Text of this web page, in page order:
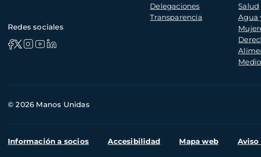
Delegaciones
Transparencia
Salud
Agua
Redes sociales
de
© 2026 Manos Unidas
Menú
Información a socios Accesibilidad Mapa web Aviso